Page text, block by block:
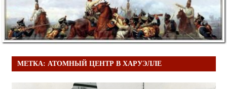
МЕТКА: АТОМНЫЙ ЦЕНТР В ХАРУЭЛЛЕ